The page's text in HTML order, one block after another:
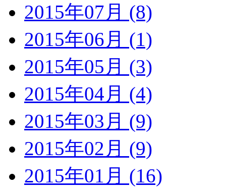
2015年07月 (8)
2015年06月 (1)
2015年05月 (3)
2015年04月 (4)
2015年03月 (9)
2015年02月 (9)
2015年01月 (16)